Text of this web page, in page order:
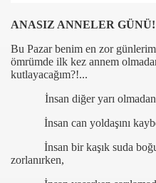
ANASIZ ANNELER GÜNÜ!
Bu Pazar benim en zor
ömrümde ilk kez annem
kutlayacağım?!...
İnsan diğer yarı
İnsan can yoldaşını
İnsan bir kaşık suda
zorlanırken,
Zeytinoğlu)
Dobra Dobra)